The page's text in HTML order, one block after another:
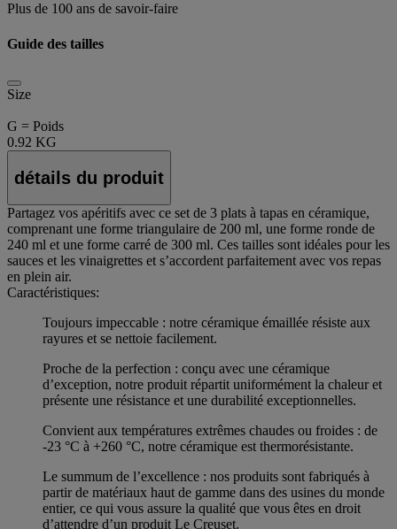
Plus de 100 ans de savoir-faire
Guide des tailles
Size
G = Poids
0.92 KG
détails du produit
Partagez vos apéritifs avec ce set de 3 plats à tapas en céramique,
comprenant une forme triangulaire de 200 ml, une forme ronde de
240 ml et une forme carré de 300 ml. Ces tailles sont idéales pour les
sauces et les vinaigrettes et s’accordent parfaitement avec vos repas
en plein air.
Caractéristiques:
Toujours impeccable : notre céramique émaillée résiste aux
rayures et se nettoie facilement.
Proche de la perfection : conçu avec une céramique
d’exception, notre produit répartit uniformément la chaleur et
présente une résistance et une durabilité exceptionnelles.
Convient aux températures extrêmes chaudes ou froides : de
-23 °C à +260 °C, notre céramique est thermorésistante.
Le summum de l’excellence : nos produits sont fabriqués à
partir de matériaux haut de gamme dans des usines du monde
entier, ce qui vous assure la qualité que vous êtes en droit
d’attendre d’un produit Le Creuset.